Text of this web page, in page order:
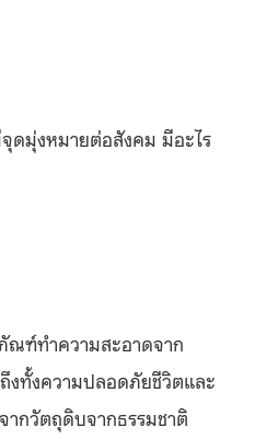
ดมุ่งหมายต่อสังคม มีอะไร
ฑ์ทำความสะอาดจาก
งทั้งความปลอดภัยชีวิตและ
กวัตถุดิบจากธรรมชาติ